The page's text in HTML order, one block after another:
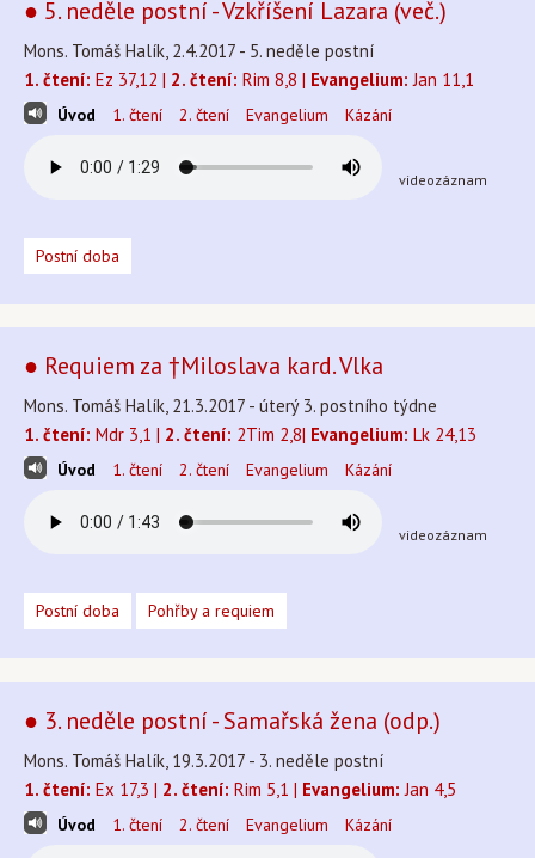
● 5. neděle postní - Vzkříšení Lazara (več.)
Mons. Tomáš Halík, 2.4.2017 - 5. neděle postní
1. čtení: Ez 37,12 | 2. čtení: Rim 8,8 | Evangelium: Jan 11,1
Úvod 1. čtení 2. čtení Evangelium Kázání
videozáznam
Postní doba
● Requiem za †Miloslava kard. Vlka
Mons. Tomáš Halík, 21.3.2017 - úterý 3. postního týdne
1. čtení: Mdr 3,1 | 2. čtení: 2Tim 2,8| Evangelium: Lk 24,13
Úvod 1. čtení 2. čtení Evangelium Kázání
videozáznam
Postní doba Pohřby a requiem
● 3. neděle postní - Samařská žena (odp.)
Mons. Tomáš Halík, 19.3.2017 - 3. neděle postní
1. čtení: Ex 17,3 | 2. čtení: Rim 5,1 | Evangelium: Jan 4,5
Úvod 1. čtení 2. čtení Evangelium Kázání